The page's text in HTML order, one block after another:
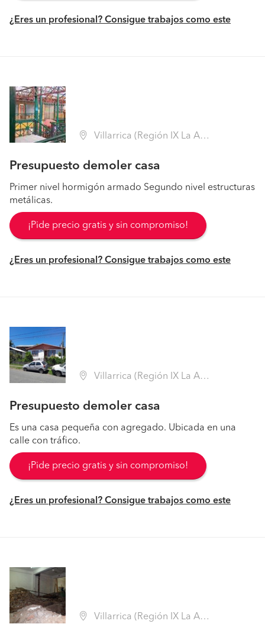
¿Eres un profesional? Consigue trabajos como este
Villarrica (Región IX La Araucanía - Cautín)
Presupuesto demoler casa
Primer nivel hormigón armado Segundo nivel estructuras
metálicas.
¡Pide precio gratis y sin compromiso!
¿Eres un profesional? Consigue trabajos como este
Villarrica (Región IX La Araucanía - Cautín)
Presupuesto demoler casa
Es una casa pequeña con agregado. Ubicada en una
calle con tráfico.
¡Pide precio gratis y sin compromiso!
¿Eres un profesional? Consigue trabajos como este
Villarrica (Región IX La Araucanía - Cautín)